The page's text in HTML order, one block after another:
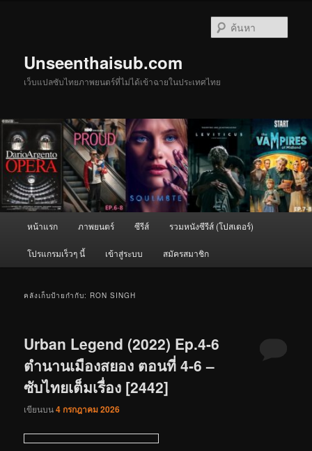
Unseenthaisub.com
เว็บแปลซับไทยภาพยนตร์ที่ไม่ได้เข้าฉายในประเทศไทย
หน้าแรก ภาพยนตร์ ซีรีส์ รวมหนังซีรีส์ (โปสเตอร์)
โปรแกรมเร็วๆ นี้ เข้าสู่ระบบ สมัครสมาชิก
คลังเก็บป้ายกำกับ: RON SINGH
Urban Legend (2022) Ep.4-6
ตำนานเมืองสยอง ตอนที่ 4-6 –
ซับไทยเต็มเรื่อง [2442]
เขียนบน4 กรกฎาคม 2026